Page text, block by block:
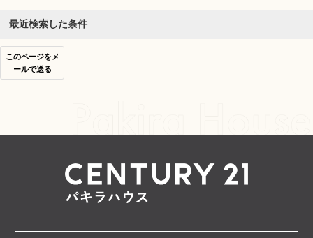
最近検索した条件
このページをメ
ールで送る